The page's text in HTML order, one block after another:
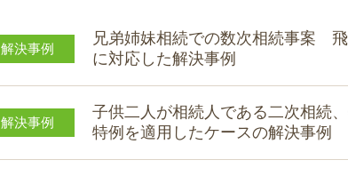
解決事例
兄弟姉妹相続での数次相続事案
に対応した解決事例
解決事例
子供二人が相続人である二次相続
特例を適用したケースの解決事例